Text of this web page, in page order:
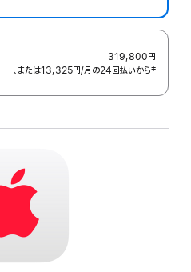
319,800円
、または13,325円/月 月
の24回払いから 脚注
‡